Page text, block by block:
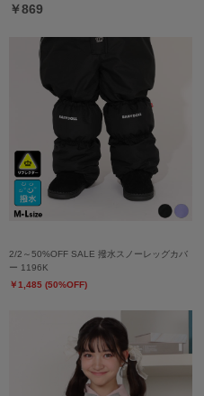
￥869
2/2～50%OFF SALE 撥水スノーレッグカバ
ー 1196K
￥1,485 (50%OFF)